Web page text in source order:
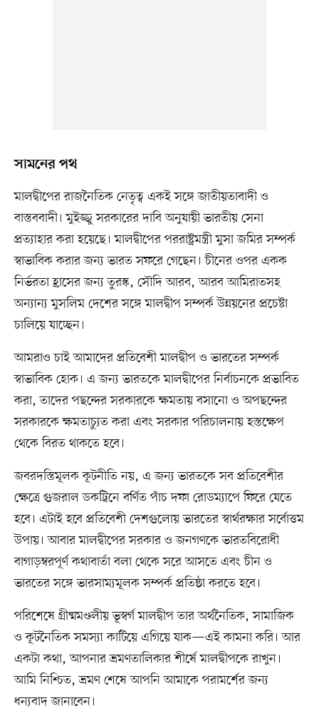
সামনের পথ
মালদ্বীপের রাজনৈতিক নেতৃত্ব একই সঙ্গে জাতীয়তাবাদী ও
বাস্তববাদী। মুইজ্জু সরকারের দাবি অনুযায়ী ভারতীয় সেনা
প্রত্যাহার করা হয়েছে। মালদ্বীপের পররাষ্ট্রমন্ত্রী মুসা জমির সম্পর্ক
স্বাভাবিক করার জন্য ভারত সফরে গেছেন। চীনের ওপর একক
নির্ভরতা হ্রাসের জন্য তুরস্ক, সৌদি আরব, আরব আমিরাতসহ
অন্যান্য মুসলিম দেশের সঙ্গে মালদ্বীপ সম্পর্ক উন্নয়নের প্রচেষ্টা
চালিয়ে যাচ্ছেন।
আমরাও চাই আমাদের প্রতিবেশী মালদ্বীপ ও ভারতের সম্পর্ক
স্বাভাবিক হোক। এ জন্য ভারতকে মালদ্বীপের নির্বাচনকে প্রভাবিত
করা, তাদের পছন্দের সরকারকে ক্ষমতায় বসানো ও অপছন্দের
সরকারকে ক্ষমতাচ্যুত করা এবং সরকার পরিচালনায় হস্তক্ষেপ
থেকে বিরত থাকতে হবে।
জবরদস্তিমূলক কূটনীতি নয়, এ জন্য ভারতকে সব প্রতিবেশীর
ক্ষেত্রে গুজরাল ডকট্রিনে বর্ণিত পাঁচ দফা রোডম্যাপে ফিরে যেতে
হবে। এটাই হবে প্রতিবেশী দেশগুলোয় ভারতের স্বার্থরক্ষার সর্বোত্তম
উপায়। আবার মালদ্বীপের সরকার ও জনগণকে ভারতবিরোধী
বাগাড়ম্বরপূর্ণ কথাবার্তা বলা থেকে সরে আসতে এবং চীন ও
ভারতের সঙ্গে ভারসাম্যমূলক সম্পর্ক প্রতিষ্ঠা করতে হবে।
পরিশেষে গ্রীষ্মমণ্ডলীয় ভূস্বর্গ মালদ্বীপ তার অর্থনৈতিক, সামাজিক
ও কূটনৈতিক সমস্যা কাটিয়ে এগিয়ে যাক—এই কামনা করি। আর
একটা কথা, আপনার ভ্রমণতালিকার শীর্ষে মালদ্বীপকে রাখুন।
আমি নিশ্চিত, ভ্রমণ শেষে আপনি আমাকে পরামর্শের জন্য
ধন্যবাদ জানাবেন।